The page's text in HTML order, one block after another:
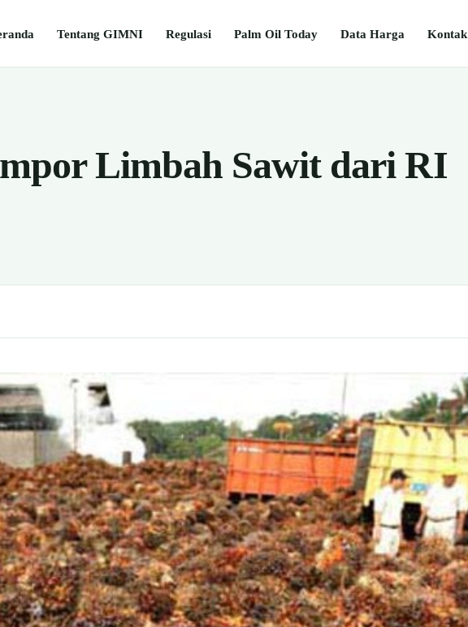
Tentang GIMNI Regulasi Palm Oil Today Data Harga Kontak
Limbah Sawit dari RI